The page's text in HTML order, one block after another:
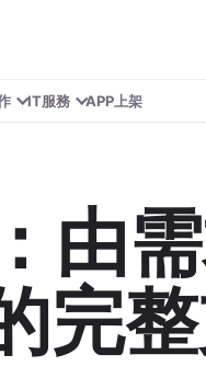
IT服務 APP上架
由
完